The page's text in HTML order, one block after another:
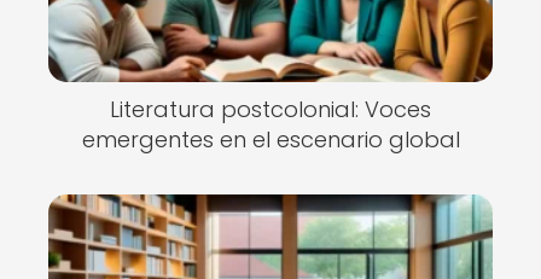
Literatura postcolonial: Voces
emergentes en el escenario global